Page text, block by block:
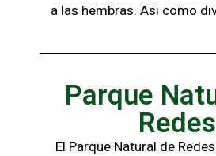
a las hembras. Asi como
Parque
Redes
El Parque Natural de